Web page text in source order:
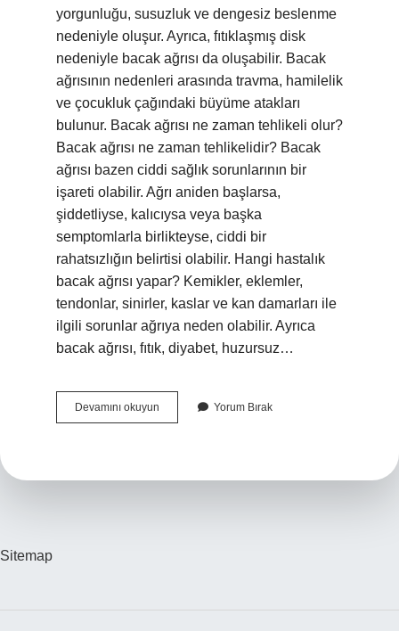
yorgunluğu, susuzluk ve dengesiz beslenme
nedeniyle oluşur. Ayrıca, fıtıklaşmış disk
nedeniyle bacak ağrısı da oluşabilir. Bacak
ağrısının nedenleri arasında travma, hamilelik
ve çocukluk çağındaki büyüme atakları
bulunur. Bacak ağrısı ne zaman tehlikeli olur?
Bacak ağrısı ne zaman tehlikelidir? Bacak
ağrısı bazen ciddi sağlık sorunlarının bir
işareti olabilir. Ağrı aniden başlarsa,
şiddetliyse, kalıcıysa veya başka
semptomlarla birlikteyse, ciddi bir
rahatsızlığın belirtisi olabilir. Hangi hastalık
bacak ağrısı yapar? Kemikler, eklemler,
tendonlar, sinirler, kaslar ve kan damarları ile
ilgili sorunlar ağrıya neden olabilir. Ayrıca
bacak ağrısı, fıtık, diyabet, huzursuz…
Devamını okuyun Sebepsiz
Bacak
Yorum Bırak
Sitemap